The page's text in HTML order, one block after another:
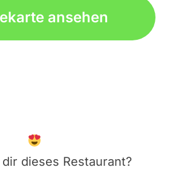
ansehen
dieses Restaurant?